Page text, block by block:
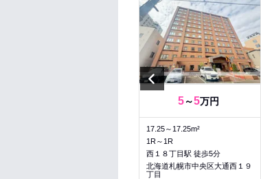
Previous
5～5万円
17.25～17.25m²
1R～1R
西１８丁目駅 徒歩5分
北海道札幌市中央区大通西１９
丁目